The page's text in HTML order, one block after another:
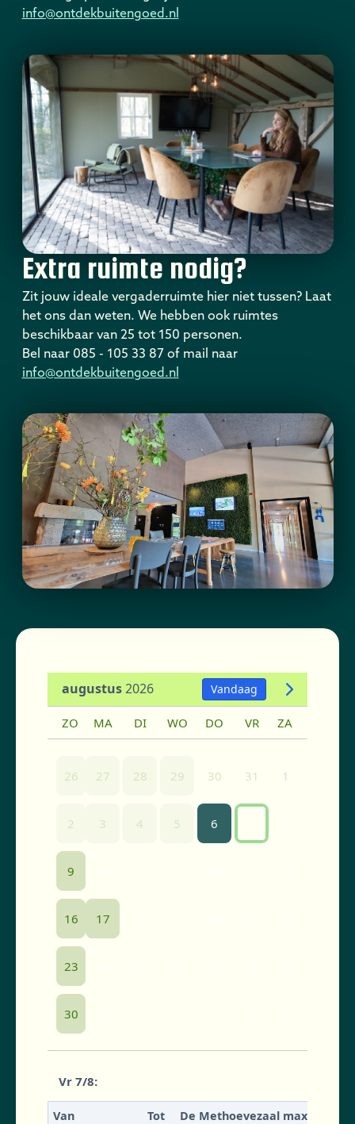
info@ontdekbuitengoed.nl
Extra ruimte nodig?
Zit jouw ideale vergaderruimte hier niet tussen? Laat
het ons dan weten. We hebben ook ruimtes
beschikbaar van 25 tot 150 personen.
Bel naar 085 - 105 33 87 of mail naar
info@ontdekbuitengoed.nl